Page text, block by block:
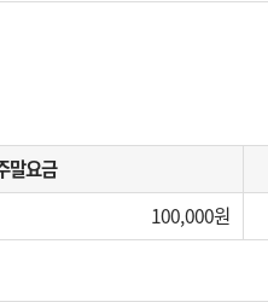
말요금
100,000